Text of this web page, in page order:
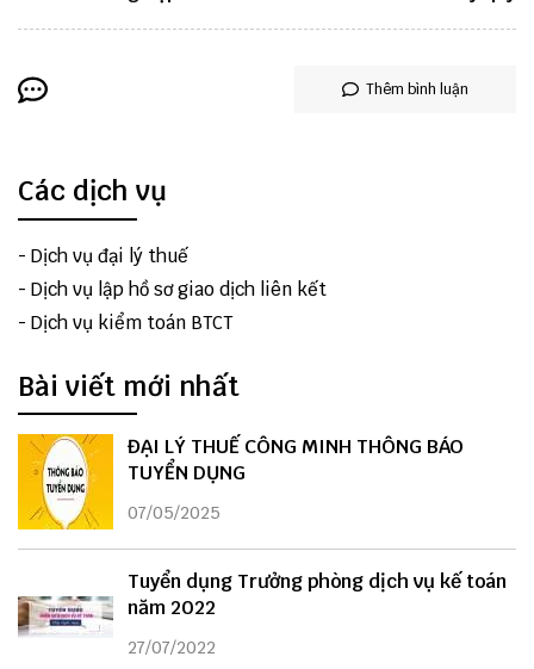
Thêm bình luận
Các dịch vụ
- Dịch vụ đại lý thuế
- Dịch vụ lập hồ sơ giao dịch liên kết
- Dịch vụ kiểm toán BTCT
Bài viết mới nhất
ĐẠI LÝ THUẾ CÔNG MINH THÔNG BÁO
TUYỂN DỤNG
07/05/2025
Tuyển dụng Trưởng phòng dịch vụ kế toán
năm 2022
27/07/2022